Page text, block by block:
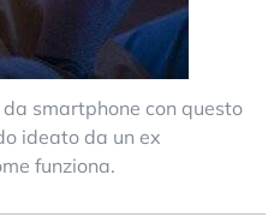
smartphone con questo
ideato da un ex
funziona.